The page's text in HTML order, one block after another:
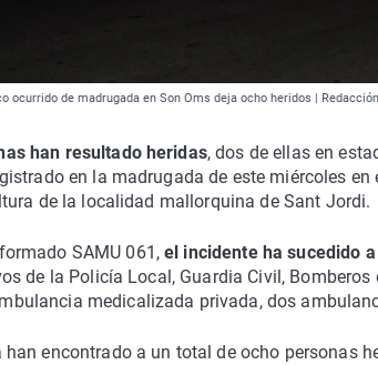
ocurrido de madrugada en Son Oms deja ocho heridos | Redacción
han resultado heridas, dos de ellas en
en la madrugada de este miércoles
de la localidad mallorquina de Sant Jordi.
SAMU 061,el incidente ha sucedido
de la Policía Local, Guardia Civil,
medicalizada privada, dos
han encontrado a un total de ocho personas